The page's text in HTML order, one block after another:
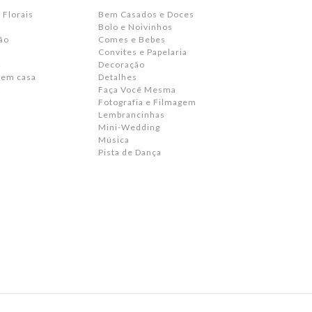
Florais
casa
Bem Casados e Doces
Bolo e Noivinhos
Comes e Bebes
Convites e Papelaria
Decoração
Detalhes
Faça Você Mesma
Fotografia e Filmagem
Lembrancinhas
Mini-Wedding
Música
Pista de Dança